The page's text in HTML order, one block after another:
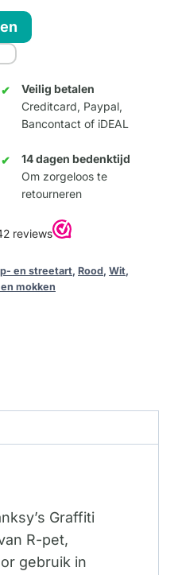
Veilig betalen
Creditcard, Paypal,
Bancontact of iDEAL
14 dagen bedenktijd
Om zorgeloos te
retourneren
en streetart, Rood, Wit,
mokken
Graffiti
R-pet,
gebruik in